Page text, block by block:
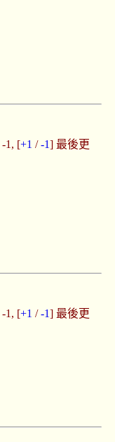
1, [+1 /-1] 最後更
1, [+1 /-1] 最後更